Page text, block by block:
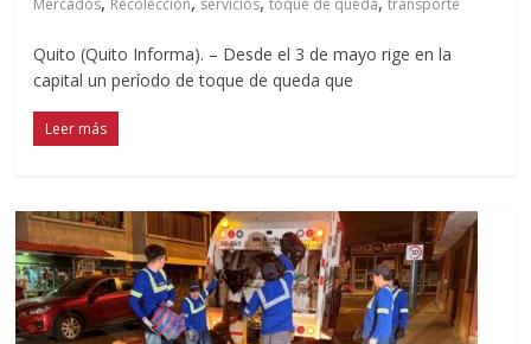
Quito (Quito Informa). – Desde el 3 de mayo rige en la
capital un período de toque de queda que
Leer más